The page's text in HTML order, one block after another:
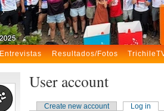
Entrevistas Resultados/Fotos
User account
Create new account Log in